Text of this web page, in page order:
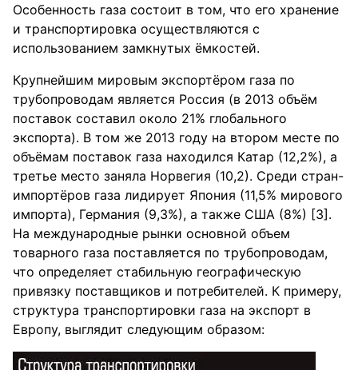
Особенность газа состоит в том, что его хранение
и транспортировка осуществляются с
использованием замкнутых ёмкостей.
Крупнейшим мировым экспортёром газа по
трубопроводам является Россия (в 2013 объём
поставок составил около 21% глобального
экспорта). В том же 2013 году на втором месте по
объёмам поставок газа находился Катар (12,2%), а
третье место заняла Норвегия (10,2). Среди стран-
импортёров газа лидирует Япония (11,5% мирового
импорта), Германия (9,3%), а также США (8%) [3].
На международные рынки основной объем
товарного газа поставляется по трубопроводам,
что определяет стабильную географическую
привязку поставщиков и потребителей. К примеру,
структура транспортировки газа на экспорт в
Европу, выглядит следующим образом: